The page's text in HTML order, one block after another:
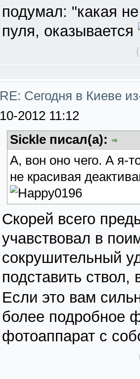
подумал: "какая
пуля, оказывается
RE: Сегодня в Киеве
10-2012 11:12
Sickle писал(а):
А, вон оно чего. А я-
не красивая
Скорей всего
учавствовал в
сокрушительный
подставить
Если это вам
более подробное
фотоаппарат с